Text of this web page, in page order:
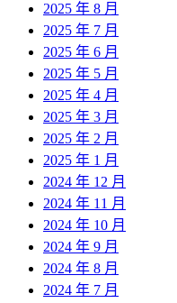
2025 年 8 月
2025 年 7 月
2025 年 6 月
2025 年 5 月
2025 年 4 月
2025 年 3 月
2025 年 2 月
2025 年 1 月
2024 年 12 月
2024 年 11 月
2024 年 10 月
2024 年 9 月
2024 年 8 月
2024 年 7 月